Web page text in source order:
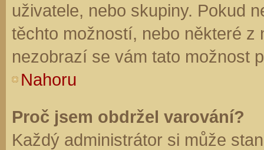
uživatele, nebo skupiny. Pokud
těchto možností, nebo některé z
nezobrazí se vám tato možnost
Nahoru
Proč jsem obdržel varování?
Každý administrátor si může